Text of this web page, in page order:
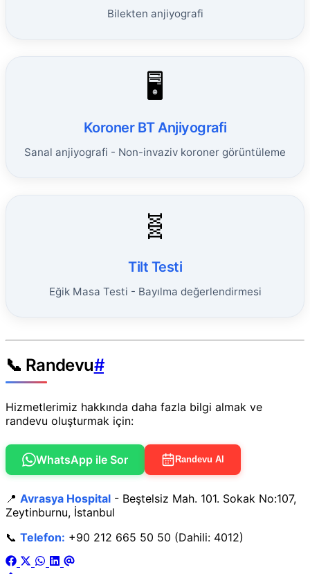
Bilekten anjiyografi
🖥️
Koroner BT Anjiyografi
Sanal anjiyografi - Non-invaziv koroner görüntüleme
🧬
Tilt Testi
Eğik Masa Testi - Bayılma değerlendirmesi
📞 Randevu#
Hizmetlerimiz hakkında daha fazla bilgi almak ve
randevu oluşturmak için:
WhatsApp ile Sor Randevu Al
📍 Avrasya Hospital - Beştelsiz Mah. 101. Sokak No:107,
Zeytinburnu, İstanbul
📞 Telefon: +90 212 665 50 50 (Dahili: 4012)